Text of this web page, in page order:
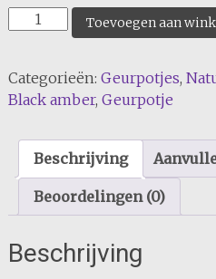
Black
Toevoegen aan
Categorieën: Geurpotjes,
Black amber, Geurpotje
Beschrijving
Beoordelingen (0)
Beschrijving